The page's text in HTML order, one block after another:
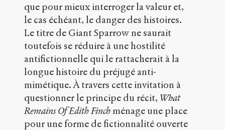
que pour mieux interroger la valeur et,
le cas échéant, le danger des histoires.
Le titre de Giant Sparrow ne saurait
toutefois se réduire à une hostilité
antifictionnelle qui le rattacherait à la
longue histoire du préjugé anti-
mimétique. À travers cette invitation à
questionner le principe du récit, What
Remains Of Edith Finchménage une place
pour une forme de fictionnalité ouverte